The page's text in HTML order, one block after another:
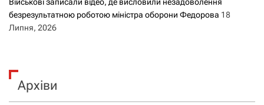
безрезультатною роботою міністра оборони Федорова 18
Липня, 2026
Архіви